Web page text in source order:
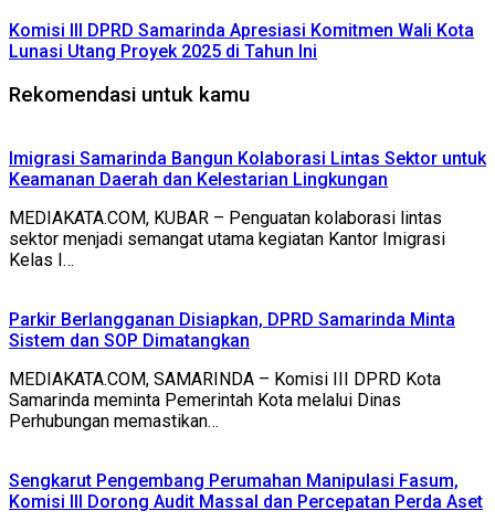
Komisi III DPRD Samarinda Apresiasi Komitmen Wali Kota
Lunasi Utang Proyek 2025 di Tahun Ini
Rekomendasi untuk kamu
Imigrasi Samarinda Bangun Kolaborasi Lintas Sektor untuk
Keamanan Daerah dan Kelestarian Lingkungan
MEDIAKATA.COM, KUBAR – Penguatan kolaborasi lintas
sektor menjadi semangat utama kegiatan Kantor Imigrasi
Kelas I…
Parkir Berlangganan Disiapkan, DPRD Samarinda Minta
Sistem dan SOP Dimatangkan
MEDIAKATA.COM, SAMARINDA – Komisi III DPRD Kota
Samarinda meminta Pemerintah Kota melalui Dinas
Perhubungan memastikan…
Sengkarut Pengembang Perumahan Manipulasi Fasum,
Komisi III Dorong Audit Massal dan Percepatan Perda Aset